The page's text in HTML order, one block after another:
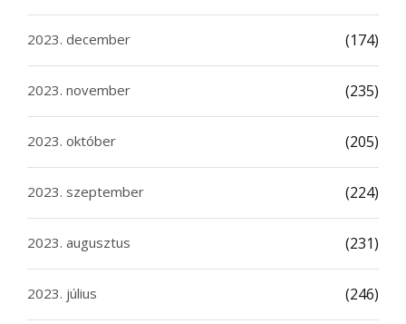
2023. december (174)
2023. november (235)
2023. október (205)
2023. szeptember (224)
2023. augusztus (231)
2023. július (246)